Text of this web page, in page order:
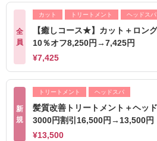
全
員
カット トリートメント ヘッドスパ
【癒しコース★】カット＋ロン
10％オフ8,250円→7,425円
¥7,425
新
規
トリートメント ヘッドスパ
髪質改善トリートメント＋ヘッ
3000円割引16,500円→13,500円
¥13,500